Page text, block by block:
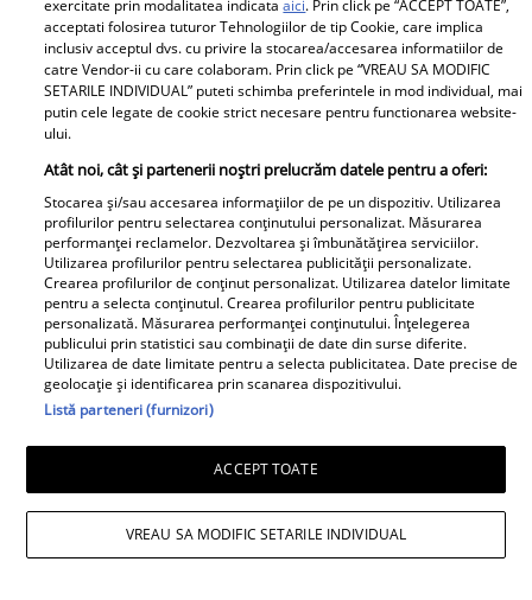
Topul alimentelor din
supermarket
periculoase pentru
copii. Atenționarea
nutriționiștilor
Soțul Laurei Cosoi,
Cosmin Curticăpean, a
făcut cel mai așteptat
anunț - a spus sexul
celui de-al 5-lea copil!!
După 4 fetițe urmează...
Ce frumoooos!
Lucruri esențiale pentru
un start bun în
dezvoltarea copiilor
Manevrele esențiale de
care copilul se îneacă
exercitate prin modalitatea indicataaici. Prin click pe “ACCEPT TOATE”,
acceptati folosirea tuturor Tehnologiilor de tip Cookie, care implica
inclusiv acceptul dvs. cu privire la stocarea/accesarea informatiilor de
catre Vendor-ii cu care colaboram. Prin click pe “VREAU SA MODIFIC
SETARILE INDIVIDUAL” puteti schimba preferintele in mod individual, mai
putin cele legate de cookie strict necesare pentru functionarea website-
ului.
Atât noi, cât și partenerii noștri prelucrăm datele pentru a oferi:
Stocarea și/sau accesarea informațiilor de pe un dispozitiv. Utilizarea
profilurilor pentru selectarea conținutului personalizat. Măsurarea
performanței reclamelor. Dezvoltarea și îmbunătățirea serviciilor.
Utilizarea profilurilor pentru selectarea publicității personalizate.
Crearea profilurilor de conținut personalizat. Utilizarea datelor limitate
pentru a selecta conținutul. Crearea profilurilor pentru publicitate
personalizată. Măsurarea performanței conținutului. Înțelegerea
publicului prin statistici sau combinații de date din surse diferite.
Utilizarea de date limitate pentru a selecta publicitatea. Date precise de
geolocație și identificarea prin scanarea dispozitivului.
Listă parteneri (furnizori)
ACCEPT TOATE
VREAU SA MODIFIC SETARILE INDIVIDUAL